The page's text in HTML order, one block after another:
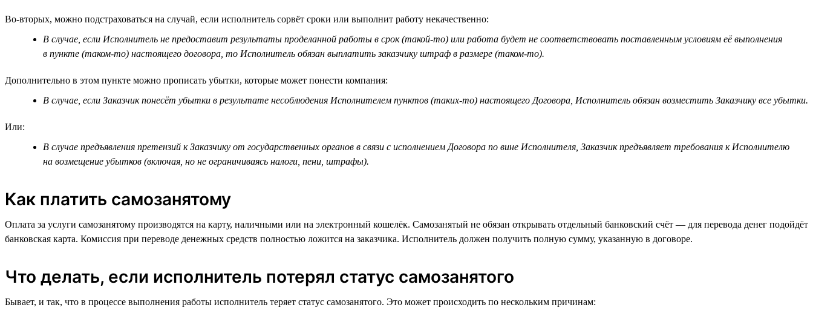
Во-вторых, можно подстраховаться на случай, если исполнитель сорвёт сроки или выполнит работу некачественно:
В случае, если Исполнитель не предоставит результаты проделанной работы в срок (такой-то) или работа будет не соответствовать поставленным условиям её выполнения
в пункте (таком-то) настоящего договора, то Исполнитель обязан выплатить заказчику штраф в размере (таком-то).
Дополнительно в этом пункте можно прописать убытки, которые может понести компания:
В случае, если Заказчик понесёт убытки в результате несоблюдения Исполнителем пунктов (таких-то) настоящего Договора, Исполнитель обязан возместить Заказчику все убытки.
Или:
В случае предъявления претензий к Заказчику от государственных органов в связи с исполнением Договора по вине Исполнителя, Заказчик предъявляет требования к Исполнителю
на возмещение убытков (включая, но не ограничиваясь налоги, пени, штрафы).
Как платить самозанятому
Оплата за услуги самозанятому производятся на карту, наличными или на электронный кошелёк. Самозанятый не обязан открывать отдельный банковский счёт — для перевода денег подойдёт
банковская карта. Комиссия при переводе денежных средств полностью ложится на заказчика. Исполнитель должен получить полную сумму, указанную в договоре.
Что делать, если исполнитель потерял статус самозанятого
Бывает, и так, что в процессе выполнения работы исполнитель теряет статус самозанятого. Это может происходить по нескольким причинам: